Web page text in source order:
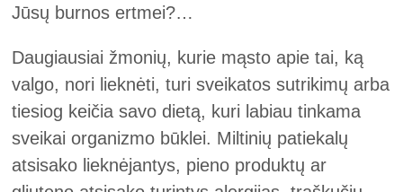
Jūsų burnos ertmei?…
Daugiausiai žmonių, kurie mąsto apie tai, ką
valgo, nori lieknėti, turi sveikatos sutrikimų arba
tiesiog keičia savo dietą, kuri labiau tinkama
sveikai organizmo būklei. Miltinių patiekalų
atsisako lieknėjantys, pieno produktų ar